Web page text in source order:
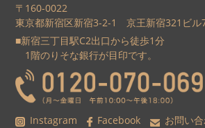
〒160-0022
東京都新宿区新宿3-2-1 京王新宿321ビル
■新宿三丁目駅C2出口から徒歩1分
1階のりそな銀行が目印です。
Instagram Facebook お問い